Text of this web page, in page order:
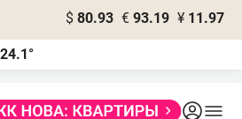
$ 80.93 € 93.19 ¥ 11.97
24.1°